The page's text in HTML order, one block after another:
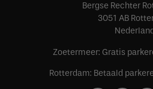
Bergse Rechter
3051 AB
Nederland
Zoetermeer: Gratis
Rotterdam: Betaald